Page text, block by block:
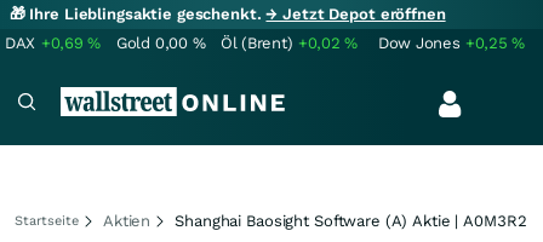
🎁 Ihre Lieblingsaktie geschenkt.→ Jetzt Depot eröffnen
DAX +0,69% Gold 0,00 % Öl (Brent) +0,02% Dow Jones +0,25%
Startseite Aktien Shanghai Baosight Software (A) Aktie | A0M3R2